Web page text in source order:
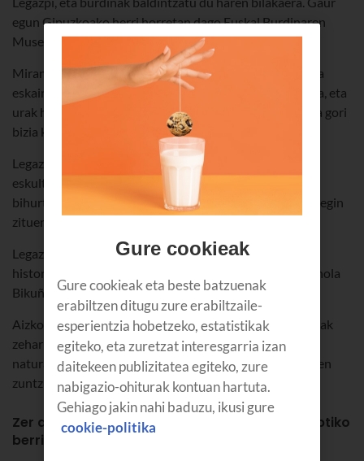
egun Gipuzkoako herri horretan dago Euskal Burdinaren
Museoa.
Mirandaolako burdinola ospetsuak ikuskizun paregabea
eskaintzen die bisitariei: olagizonak martxan jartzen dira, eta
urak hauspo eta mailu erraldoiak mugitzen ditu, burdina gori
bizia kolpekatzeko, XVI. mendean egiten zuten bezala.
Legazpiko beste leku berezi bat Chillida Lantokia da,
eskultore ospetsuaren lana hobeto ezagutzeko museo
bihurtutako fabrika zahar bat. Eskultore ospetsuak han egin
zituen bere obra ezagunenetako batzuk.
Legazpik, halaber, ondare interesgarria du: bai baserri
historikoak, hala nola Legazpi Etxea, bai jauregiak, hala nola
Bikuña, XVI. mendekoa.
Aizkorri-Aratz Parke Naturaleko udalerri hau Urola ibaiak
zeharkatzen du, eta, orain, aberastasun historiko eta
naturalari teknologia modernoena gehitu dio, Euskaltelen
zuntz optikozko sare berrituarekin.
Zer abantaila ditu azken belaunaldiko zuntz optiko
berrituak?
Gure cookieak
Gure cookieak eta beste batzuenak
erabiltzen ditugu zure erabiltzaile-
esperientzia hobetzeko, estatistikak
egiteko, eta zuretzat interesgarria izan
daitekeen publizitatea egiteko, zure
nabigazio-ohiturak kontuan hartuta.
Gehiago jakin nahi baduzu, ikusi gure
cookie-politika